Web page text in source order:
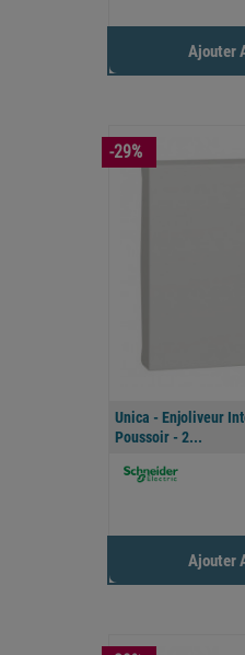
Ajouter
Unica - Enjoliveur
Poussoir - 2...
Ajouter
-29%